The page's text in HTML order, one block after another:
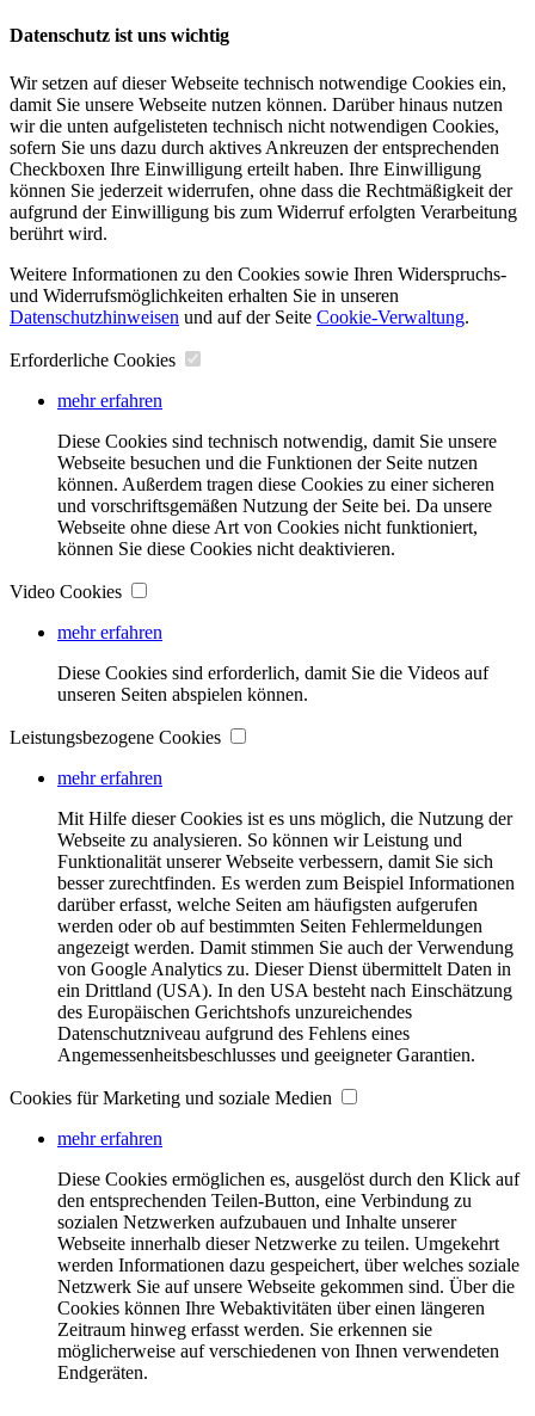
Datenschutz ist uns wichtig
Wir setzen auf dieser Webseite technisch notwendige Cookies ein,
damit Sie unsere Webseite nutzen können. Darüber hinaus nutzen
wir die unten aufgelisteten technisch nicht notwendigen Cookies,
sofern Sie uns dazu durch aktives Ankreuzen der entsprechenden
Checkboxen Ihre Einwilligung erteilt haben. Ihre Einwilligung
können Sie jederzeit widerrufen, ohne dass die Rechtmäßigkeit der
aufgrund der Einwilligung bis zum Widerruf erfolgten Verarbeitung
berührt wird.
Weitere Informationen zu den Cookies sowie Ihren Widerspruchs-
und Widerrufsmöglichkeiten erhalten Sie in unseren
Datenschutzhinweisen und auf der Seite Cookie-Verwaltung​.
Erforderliche Cookies
mehr erfahren
Diese Cookies sind technisch notwendig, damit Sie unsere
Webseite besuchen und die Funktionen der Seite nutzen
können. Außerdem tragen diese Cookies zu einer sicheren
und vorschriftsgemäßen Nutzung der Seite bei. Da unsere
Webseite ohne diese Art von Cookies nicht funktioniert,
können Sie diese Cookies nicht deaktivieren.
Video Cookies
mehr erfahren
Diese Cookies sind erforderlich, damit Sie die Videos auf
unseren Seiten abspielen können.
Leistungsbezogene Cookies
mehr erfahren
Mit Hilfe dieser Cookies ist es uns möglich, die Nutzung der
Webseite zu analysieren. So können wir Leistung und
Funktionalität unserer Webseite verbessern, damit Sie sich
besser zurechtfinden. Es werden zum Beispiel Informationen
darüber erfasst, welche Seiten am häufigsten aufgerufen
werden oder ob auf bestimmten Seiten Fehlermeldungen
angezeigt werden. Damit stimmen Sie auch der Verwendung
von Google Analytics zu. Dieser Dienst übermittelt Daten in
ein Drittland (USA). In den USA besteht nach Einschätzung
des Europäischen Gerichtshofs unzureichendes
Datenschutzniveau aufgrund des Fehlens eines
Angemessenheitsbeschlusses und geeigneter Garantien.
Cookies für Marketing und soziale Medien
mehr erfahren
Diese Cookies ermöglichen es, ausgelöst durch den Klick auf
den entsprechenden Teilen-Button, eine Verbindung zu
sozialen Netzwerken aufzubauen und Inhalte unserer
Webseite innerhalb dieser Netzwerke zu teilen. Umgekehrt
werden Informationen dazu gespeichert, über welches soziale
Netzwerk Sie auf unsere Webseite gekommen sind. Über die
Cookies können Ihre Webaktivitäten über einen längeren
Zeitraum hinweg erfasst werden. Sie erkennen sie
möglicherweise auf verschiedenen von Ihnen verwendeten
Endgeräten.